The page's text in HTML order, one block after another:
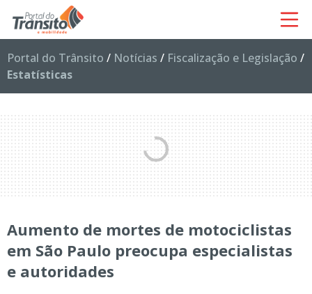
Portal do Trânsito / Notícias / Fiscalização e Legislação /
Estatísticas
Aumento de mortes de motociclistas
em São Paulo preocupa especialistas
e autoridades